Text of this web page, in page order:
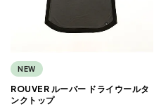
NEW
ROUVER ルーバー ドライウールタ
ンクトップ